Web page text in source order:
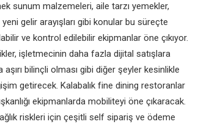
sunum malzemeleri, aile tarzı yemekler,
gelir arayışları gibi konular bu süreçte
ve kontrol edilebilir ekipmanlar öne çıkıyor.
işletmecinin daha fazla dijital satışlara
bilinçli olması gibi diğer şeyler kesinlikle
getirecek. Kalabalık fine dining restoranlar
ekipmanlarda mobiliteyi öne çıkaracak.
riskleri için çeşitli self sipariş ve ödeme